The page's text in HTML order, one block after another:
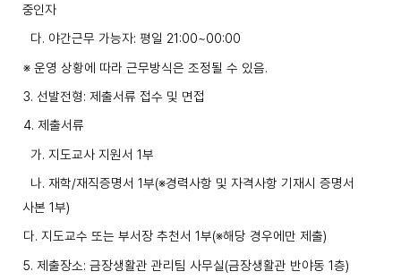
중인자
다. 야간근무 가능자: 평일 21:00~00:00
※ 운영 상황에 따라 근무방식은 조정될 수 있음.
3. 선발전형: 제출서류 접수 및 면접
4. 제출서류
가. 지도교사 지원서 1부
나. 재학/재직증명서 1부(※경력사항 및 자격사항 기재시 증명서
사본 1부)
다. 지도교수 또는 부서장 추천서 1부(※해당 경우에만 제출)
5. 제출장소: 금장생활관 관리팀 사무실(금장생활관 반야동 1층)